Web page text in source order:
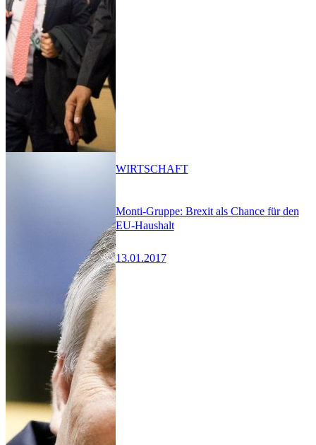
Monti-Gruppe: Brexit als Chance für den
EU-Haushalt
13.01.2017
WIRTSCHAFT